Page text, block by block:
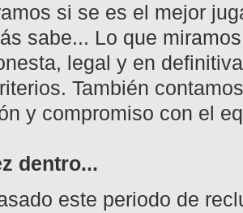
si se es el mejor
sabe... Lo que
legal y en
También
y compromiso con el
dentro...
este periodo de